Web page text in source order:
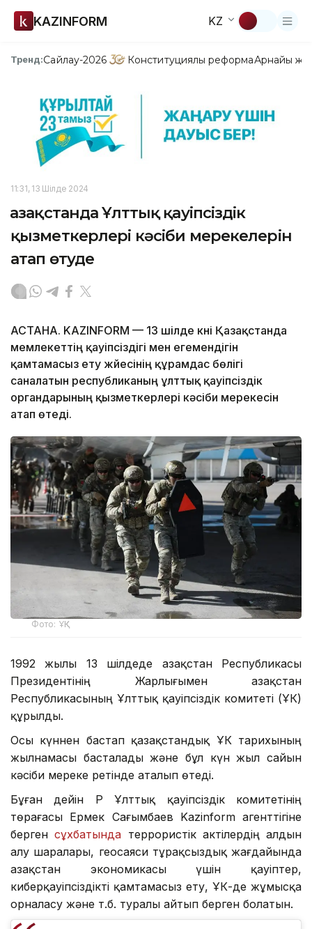
KAZINFORM KZ
Тренд:Сайлау-2026 Конституциялық реформаАрнайы
11:31, 13 Шілде 2024
Қазақстанда Ұлттық қауіпсіздік
қызметкерлері кәсіби мерекелерін
атап өтуде
АСТАНА. KAZINFORM — 13 шілде күні Қазақстанда
мемлекеттің қауіпсіздігі мен егемендігін
қамтамасыз ету жүйесінің құрамдас бөлігі
саналатын республиканың ұлттық қауіпсіздік
органдарының қызметкерлері кәсіби мерекесін
атап өтеді.
Фото: ҰҚК
1992 жылы 13 шілдеде Қазақстан Республикасы
Президентінің Жарлығымен Қазақстан
Республикасының Ұлттық қауіпсіздік комитеті (ҰҚК)
құрылды.
Осы күннен бастап қазақстандық ҰҚК тарихының
жылнамасы басталады және бұл күн жыл сайын
кәсіби мереке ретінде аталып өтеді.
Бұған дейін ҚР Ұлттық қауіпсіздік комитетінің
төрағасы Ермек Сағымбаев Kazinform агенттігіне
бергенсұхбатында террористік актілердің алдын
алу шаралары, геосаяси тұрақсыздық жағдайында
Қазақстан экономикасы үшін қауіптер,
киберқауіпсіздікті қамтамасыз ету, ҰҚК-де жұмысқа
орналасу және т.б. туралы айтып берген болатын.